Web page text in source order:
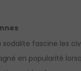
fascine les
en popularité